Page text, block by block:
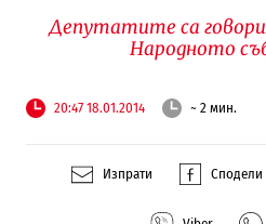
Депутатите са
Народното
20:47 18.01.2014 ~ 2 мин.
Изпрати Сподели